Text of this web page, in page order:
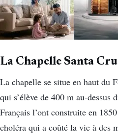
La Chapelle Santa
La chapelle se situe en haut du
qui s’élève de 400 m au-dessus
Français l’ont construite en
choléra qui a coûté la vie à des